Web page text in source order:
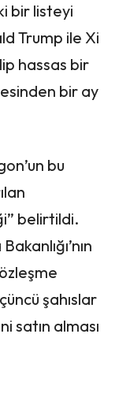
bir listeyi
Trump ile Xi
hassas bir
bir ay
bu
belirtildi.
şahıslar
satın alması